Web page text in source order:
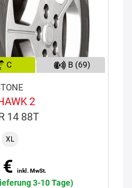
C B (69)
2
14 88T
XL
inkl. MwSt.
3-10 Tage)